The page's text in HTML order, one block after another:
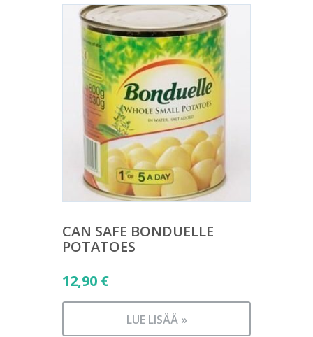
CAN SAFE BONDUELLE
POTATOES
12,90 €
LUE LISÄÄ »